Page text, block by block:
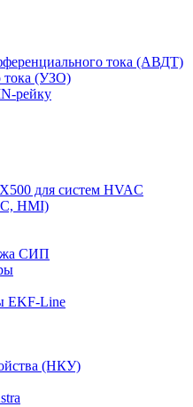
тока (АВДТ)
тока (УЗО)
рейку
для систем HVAC
HMI)
СИП
EKF-Line
(НКУ)